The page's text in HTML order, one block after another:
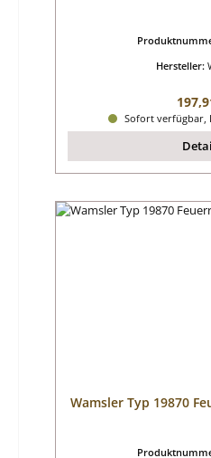
Hersteller:
Sofort verfügbar,
Wamsler Typ 19870